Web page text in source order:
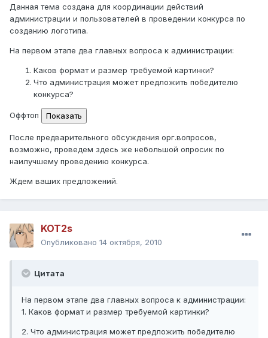
Данная тема создана для координации действий
администрации и пользователей в проведении конкурса по
созданию логотипа.
На первом этапе два главных вопроса к администрации:
Каков формат и размер требуемой картинки?
Что администрация может предложить победителю
конкурса?
Оффтоп
После предварительного обсуждения орг.вопросов,
возможно, проведем здесь же небольшой опросик по
наилучшему проведению конкурса.
Ждем ваших предложений.
KOT2s
Опубликовано 14 октября, 2010
Цитата
На первом этапе два главных вопроса к администрации:
1. Каков формат и размер требуемой картинки?
2. Что администрация может предложить победителю